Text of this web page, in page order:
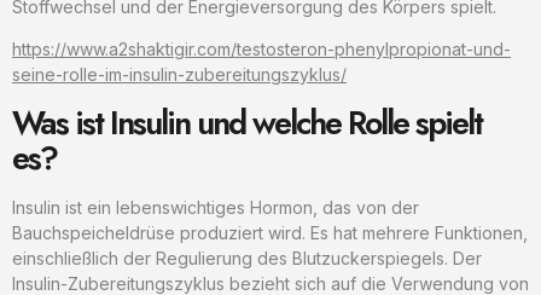
Stoffwechsel und der Energieversorgung des Körpers spielt.
https://www.a2shaktigir.com/testosteron-phenylpropionat-und-
seine-rolle-im-insulin-zubereitungszyklus/
Was ist Insulin und welche Rolle spielt
es?
Insulin ist ein lebenswichtiges Hormon, das von der
Bauchspeicheldrüse produziert wird. Es hat mehrere Funktionen,
einschließlich der Regulierung des Blutzuckerspiegels. Der
Insulin-Zubereitungszyklus bezieht sich auf die Verwendung von